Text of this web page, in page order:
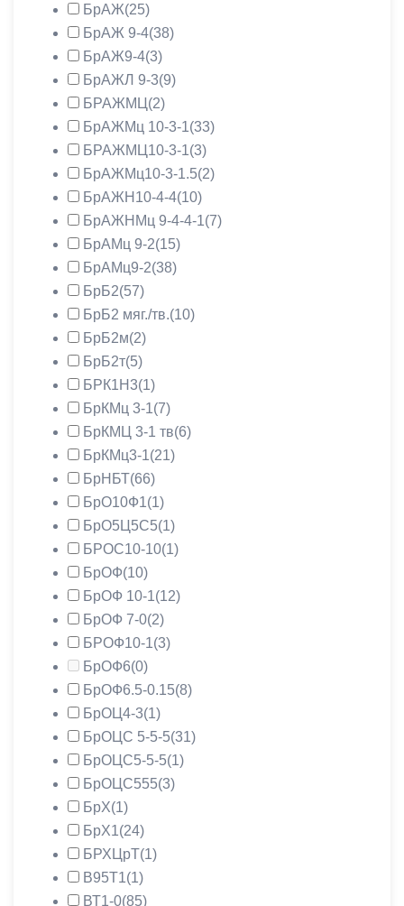
БрАЖ(25)
БрАЖ 9-4(38)
БрАЖ9-4(3)
БрАЖЛ 9-3(9)
БРАЖМЦ (2)
БрАЖМц 10-3-1(33)
БРАЖМЦ10-3-1(3)
БрАЖМц10-3-1.5(2)
БрАЖН10-4-4(10)
БрАЖНМц 9-4-4-1(7)
БрАМц 9-2(15)
БрАМц9-2(38)
БрБ2(57)
БрБ2 мяг./тв.(10)
БрБ2м(2)
БрБ2т(5)
БРК1Н3(1)
БрКМц 3-1(7)
БрКМЦ 3-1 тв(6)
БрКМц3-1(21)
БрНБТ(66)
БрО10Ф1(1)
БрО5Ц5С5(1)
БРОС10-10(1)
БрОФ(10)
БрОФ 10-1(12)
БрОФ 7-0(2)
БРОФ10-1(3)
БрОФ6(0)
БрОФ6.5-0.15(8)
БрОЦ4-3(1)
БрОЦС 5-5-5(31)
БрОЦС5-5-5(1)
БрОЦС555(3)
БрХ(1)
БрХ1(24)
БРХЦрТ(1)
В95Т1(1)
ВТ1-0(85)